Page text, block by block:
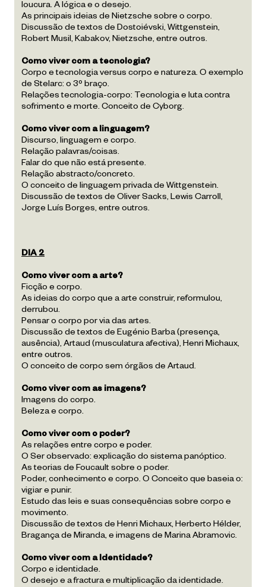
loucura. A lógica e o desejo.
As principais ideias de Nietzsche sobre o corpo.
Discussão de textos de Dostoiévski, Wittgenstein,
Robert Musil, Kabakov, Nietzsche, entre outros.
Como viver com a tecnologia?
Corpo e tecnologia versus corpo e natureza. O exemplo
de Stelarc: o 3º braço.
Relações tecnologia-corpo: Tecnologia e luta contra
sofrimento e morte. Conceito de Cyborg.
Como viver com a linguagem?
Discurso, linguagem e corpo.
Relação palavras/coisas.
Falar do que não está presente.
Relação abstracto/concreto.
O conceito de linguagem privada de Wittgenstein.
Discussão de textos de Oliver Sacks, Lewis Carroll,
Jorge Luís Borges, entre outros.
DIA 2
Como viver com a arte?
Ficção e corpo.
As ideias do corpo que a arte construir, reformulou,
derrubou.
Pensar o corpo por via das artes.
Discussão de textos de Eugénio Barba (presença,
ausência), Artaud (musculatura afectiva), Henri Michaux,
entre outros.
O conceito de corpo sem órgãos de Artaud.
Como viver com as imagens?
Imagens do corpo.
Beleza e corpo.
Como viver com o poder?
As relações entre corpo e poder.
O Ser observado: explicação do sistema panóptico.
As teorias de Foucault sobre o poder.
Poder, conhecimento e corpo. O Conceito que baseia o:
vigiar e punir.
Estudo das leis e suas consequências sobre corpo e
movimento.
Discussão de textos de Henri Michaux, Herberto Hélder,
Bragança de Miranda, e imagens de Marina Abramovic.
Como viver com a Identidade?
Corpo e identidade.
O desejo e a fractura e multiplicação da identidade.